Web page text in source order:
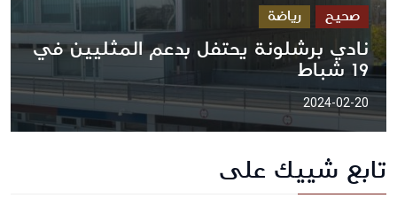
صحيح رياضة
نادي برشلونة يحتفل بدعم المثليين في
19 شباط
2024-02-20
تابع شييك على